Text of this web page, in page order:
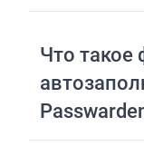
Что такое